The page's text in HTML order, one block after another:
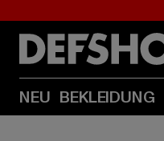
NEU BEKLEIDUNG